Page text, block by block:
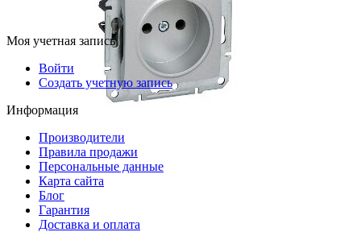
Моя учетная запись
Войти
Создать учетную запись
Информация
Производители
Правила продажи
Персональные данные
Карта сайта
Блог
Гарантия
Доставка и оплата